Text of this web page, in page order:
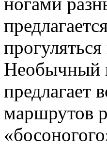
Необычный
предлагает
маршрутов